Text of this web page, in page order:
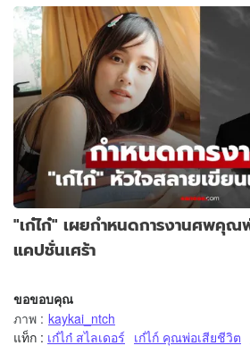
"เก๋ไก๋" เผยกำหนดการงานศพคุณ
แคปชั่นเศร้า
ขอขอบคุณ
ภาพ : kaykai_ntch
แท็ก : เก๋ไก๋ สไลเดอร์ เก๋ไก์ คุณพ่อเสียชีวิต